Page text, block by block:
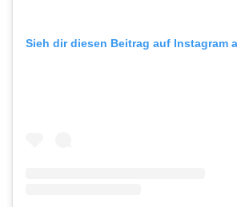
Sieh dir diesen Beitrag auf Instagram